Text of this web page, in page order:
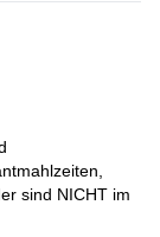
sind NICHT im